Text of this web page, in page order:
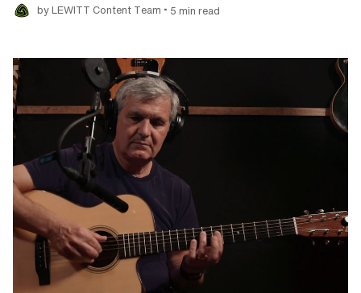
by LEWITT Content Team • 5 min read